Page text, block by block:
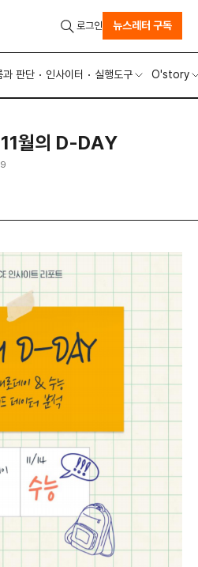
과 판단 인사이터 실행도구 O'story
로그인 뉴스레터 구독
월의 D-DAY